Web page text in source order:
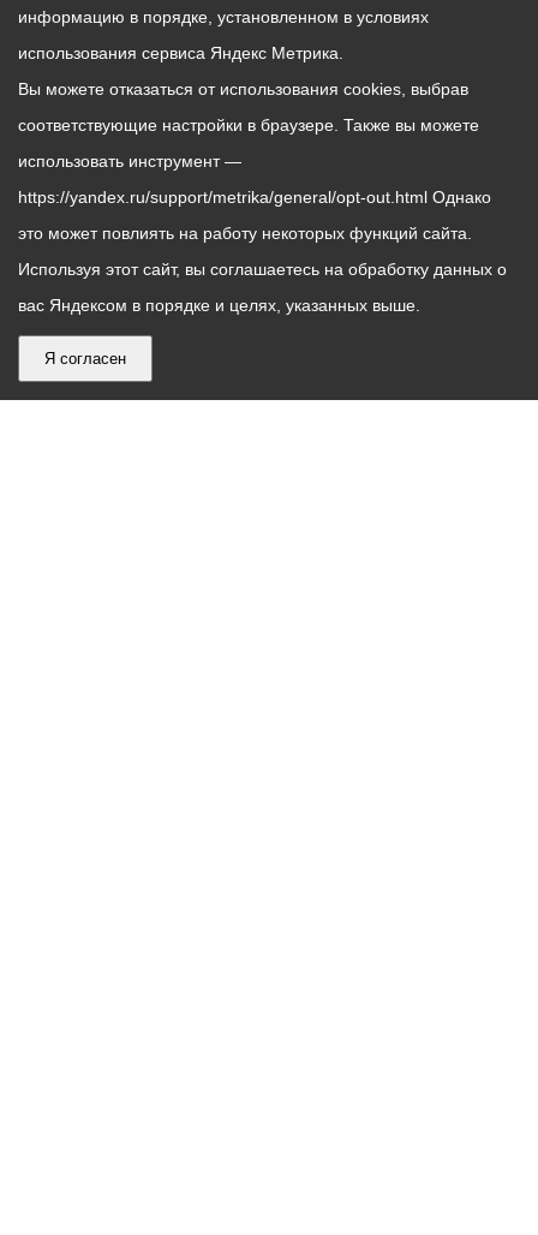
информацию в порядке, установленном в условиях
использования сервиса Яндекс Метрика.
Вы можете отказаться от использования cookies, выбрав
соответствующие настройки в браузере. Также вы можете
использовать инструмент —
https://yandex.ru/support/metrika/general/opt-out.html Однако
это может повлиять на работу некоторых функций сайта.
Используя этот сайт, вы соглашаетесь на обработку данных о
вас Яндексом в порядке и целях, указанных выше.
Я согласен